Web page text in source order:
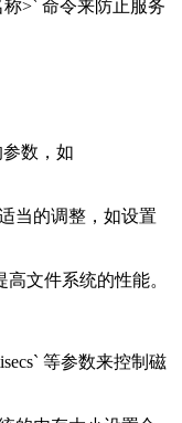
称>` 命令来防止服务
数，如
当的调整，如设置
文件系统的性能。
等参数来控制磁